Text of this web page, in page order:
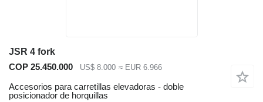
JSR 4 fork
COP 25.450.000
US$ 8.000 ≈ EUR 6.966
Accesorios para carretillas elevadoras - doble
posicionador de horquillas